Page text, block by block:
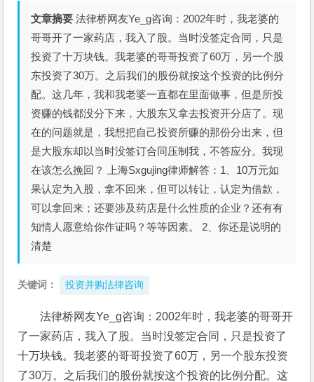
文章摘要 法律桥网友Ye_g咨询：2002年时，我老婆的
哥哥开了一家药店，我入了股。当时没签定合同，只是
投资了十万块钱。我老婆的哥哥投资了60万，另一个股
东投资了30万。之后我们的股份就按这个投资的比例分
配。这几年，我和我老婆一直都在里面做事，但是所投
资赚的钱都没分下来，大股东又拿去投资开分店了。现
在的问题就是，我想把自己投资所赚的那份分出来，但
是大股东却以当时没签订合同压制我，不答应分。我现
在该怎么挽回？ 上海Sxgujing律师解答：1、10万元如
果认定为入股，拿不回来，但可以转让，认定为借款，
可以拿回来；还要涉及药店是什么性质的企业？还有有
知情人愿意给你作证吗？等等因素。 2、你还是说明的
清楚
关键词： 投资并购法律咨询
法律桥网友Ye_g咨询：2002年时，我老婆的哥哥开
了一家药店，我入了股。当时没签定合同，只是投资了
十万块钱。我老婆的哥哥投资了60万，另一个股东投资
了30万。之后我们的股份就按这个投资的比例分配。这